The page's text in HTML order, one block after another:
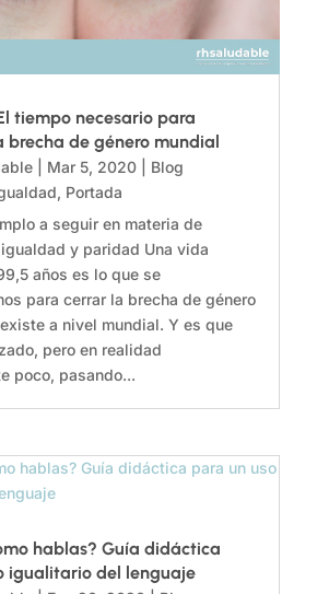
tiempo necesario para
de género mundial
| Mar 5, 2020| Blog
, Portada
a seguir en materia de
y paridad Una vida
años es lo que se
para cerrar la brecha de género
a nivel mundial. Y es que
pero en realidad
poco, pasando...
hablas? Guía didáctica
igualitario del lenguaje